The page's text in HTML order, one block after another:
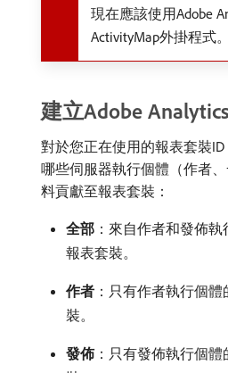
現在應該使用Adobe
ActivityMap外掛程式。
建立Adobe
對於您正在使用的報表套裝ID
哪些伺服器執行個體（作者
料貢獻至報表套裝：
全部 ：來自作者和發佈
報表套裝。
作者 ：只有作者執行個
裝。
發佈：只有發佈執行個